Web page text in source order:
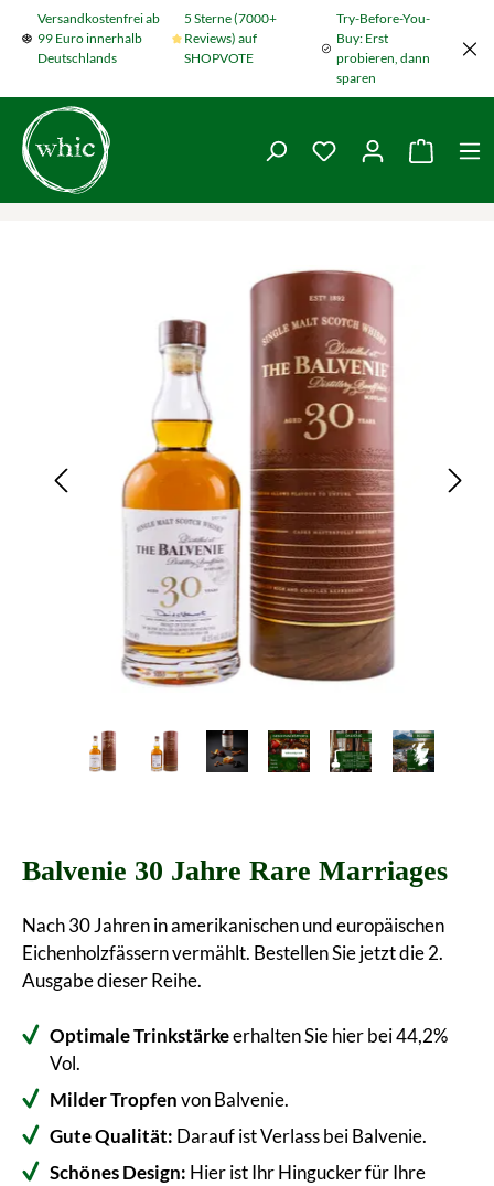
Zum Hauptinhalt springen
Versandkostenfrei ab
99 Euro innerhalb
Deutschlands
5 Sterne (7000+
Reviews) auf
SHOPVOTE
Try-Before-You-
Buy: Erst
probieren, dann
sparen
Du hast 0
Balvenie 30 Jahre Rare Marriages
Nach 30 Jahren in amerikanischen und europäischen
Eichenholzfässern vermählt. Bestellen Sie jetzt die 2.
Ausgabe dieser Reihe.
Optimale Trinkstärkeerhalten Sie hier bei 44,2%
Vol.
Milder Tropfenvon Balvenie.
Gute Qualität: Darauf ist Verlass bei Balvenie.
Schönes Design: Hier ist Ihr Hingucker für Ihre